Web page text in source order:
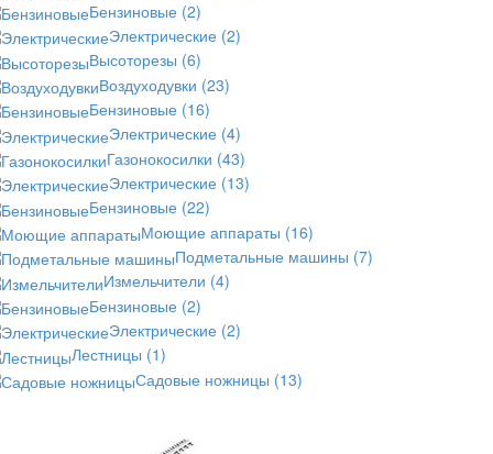
Бензиновые (2)
Электрические (2)
Высоторезы (6)
Воздуходувки (23)
Бензиновые (16)
Электрические (4)
Газонокосилки (43)
Электрические (13)
Бензиновые (22)
Моющие аппараты (16)
Подметальные машины (7)
Измельчители (4)
Бензиновые (2)
Электрические (2)
Лестницы (1)
Садовые ножницы (13)